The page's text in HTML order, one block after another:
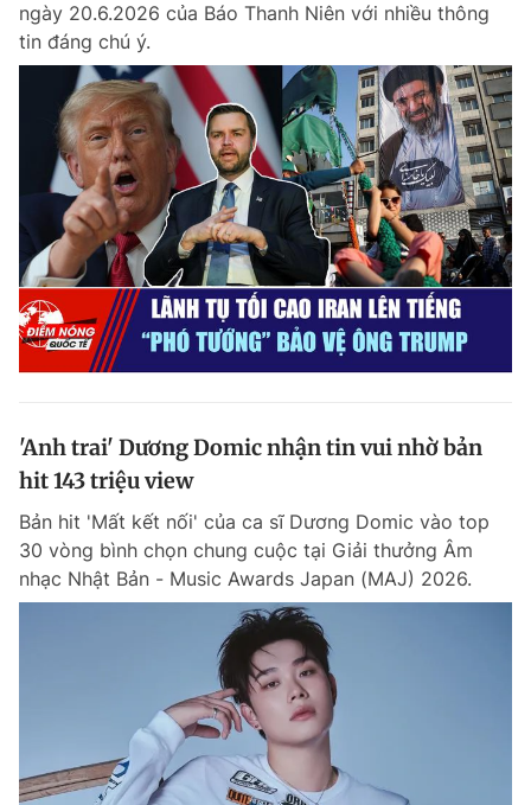
ngày 20.6.2026 của Báo Thanh Niên với nhiều thông
tin đáng chú ý.
'Anh trai' Dương Domic nhận tin vui nhờ bản
hit 143 triệu view
Bản hit 'Mất kết nối' của ca sĩ Dương Domic vào top
30 vòng bình chọn chung cuộc tại Giải thưởng Âm
nhạc Nhật Bản - Music Awards Japan (MAJ) 2026.